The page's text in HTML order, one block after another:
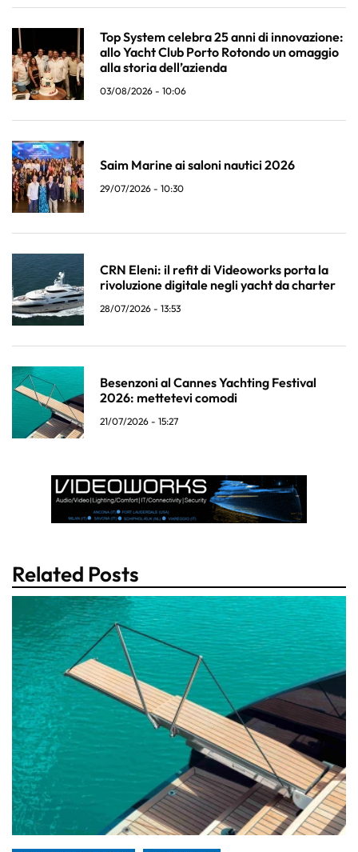
Top System celebra 25 anni di innovazione:
allo Yacht Club Porto Rotondo un omaggio
alla storia dell’azienda
03/08/2026 - 10:06
Saim Marine ai saloni nautici 2026
29/07/2026 - 10:30
CRN Eleni: il refit di Videoworks porta la
rivoluzione digitale negli yacht da charter
28/07/2026 - 13:53
Besenzoni al Cannes Yachting Festival
2026: mettetevi comodi
21/07/2026 - 15:27
Related Posts